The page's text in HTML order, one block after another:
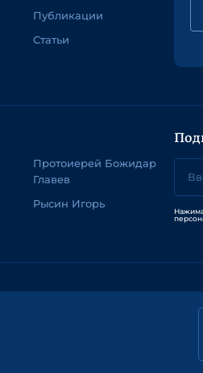
Публикации
Статьи
Протоиерей Божидар
Главев
Рысин Игорь